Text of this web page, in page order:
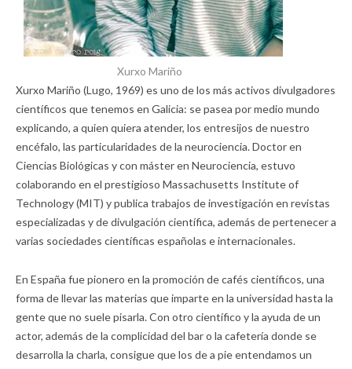
Xurxo Mariño
Xurxo Mariño (Lugo, 1969) es uno de los más activos divulgadores
científicos que tenemos en Galicia: se pasea por medio mundo
explicando, a quien quiera atender, los entresijos de nuestro
encéfalo, las particularidades de la neurociencia. Doctor en
Ciencias Biológicas y con máster en Neurociencia, estuvo
colaborando en el prestigioso Massachusetts Institute of
Technology (MIT) y publica trabajos de investigación en revistas
especializadas y de divulgación científica, además de pertenecer a
varias sociedades científicas españolas e internacionales.
En España fue pionero en la promoción de cafés científicos, una
forma de llevar las materias que imparte en la universidad hasta la
gente que no suele pisarla. Con otro científico y la ayuda de un
actor, además de la complicidad del bar o la cafetería donde se
desarrolla la charla, consigue que los de a pie entendamos un